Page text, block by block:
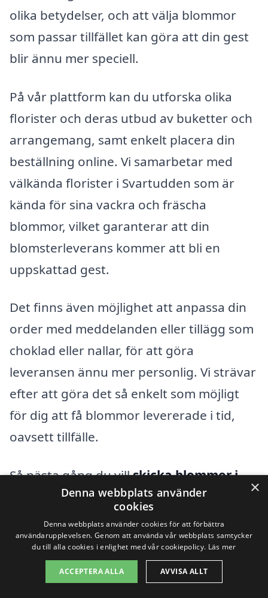
olika betydelser, och att välja blommor
som passar tillfället kan göra att din gest
blir ännu mer speciell.
På vår plattform kan du utforska olika
florister och deras utbud av buketter och
arrangemang, samt enkelt placera din
beställning online. Vi samarbetar med
välkända florister i Svartudden som är
kända för sina vackra och fräscha
blommor, vilket garanterar att din
blomsterleverans kommer att bli en
uppskattad gest.
Det finns även möjlighet att anpassa din
order med meddelanden eller tillägg som
choklad eller nallar, för att göra
leveransen ännu mer personlig. Vi strävar
efter att göra det så enkelt som möjligt
för dig att få blommor levererade i tid,
oavsett tillfälle.
Så nästa gång du villskicka blommor i
Svartudden, kom ihåg att det finns
många anledningar och sätt att göra det
på. Oavsett om det handlar om att fira,
trösta, eller bara visa omtanke, kan
blommor alltid kommunicera det du
×
Denna webbplats använder
cookies
Denna webbplats använder cookies för att förbättra
användarupplevelsen. Genom att använda vår webbplats samtycker
du till alla cookies i enlighet med vår cookiepolicy. Läs mer
ACCEPTERA ALLA AVVISA ALLT